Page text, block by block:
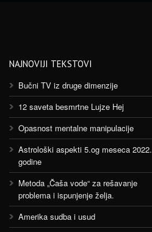
NAJNOVIJI TEKSTOVI
Bučni TV iz druge dimenzije
12 saveta besmrtne Lujze Hej
Opasnost mentalne manipulacije
Astrološki aspekti 5.og meseca 2022.
godine
Metoda „Čaša vode“ za rešavanje
problema i ispunjenje želja.
Amerika sudba i usud